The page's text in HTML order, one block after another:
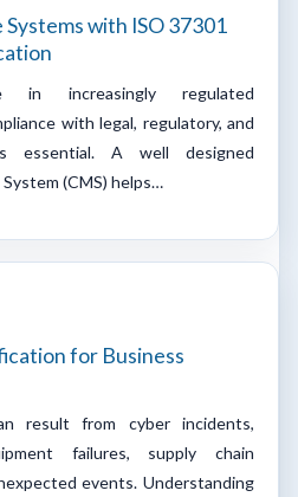
with ISO 37301
in increasingly regulated
with legal, regulatory, and
essential. A well designed
(CMS) helps…
for Business
result from cyber incidents,
failures, supply chain
events. Understanding